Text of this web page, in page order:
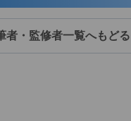
者・監修者一覧へもどる